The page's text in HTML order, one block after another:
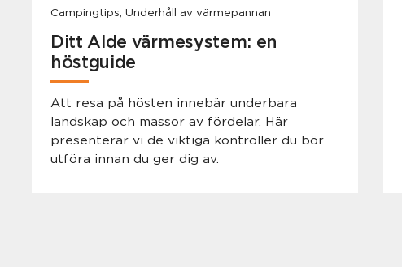
Campingtips, Underhåll av värmepannan
Ditt Alde värmesystem: en
höstguide
Att resa på hösten innebär underbara
landskap och massor av fördelar. Här
presenterar vi de viktiga kontroller du bör
utföra innan du ger dig av.